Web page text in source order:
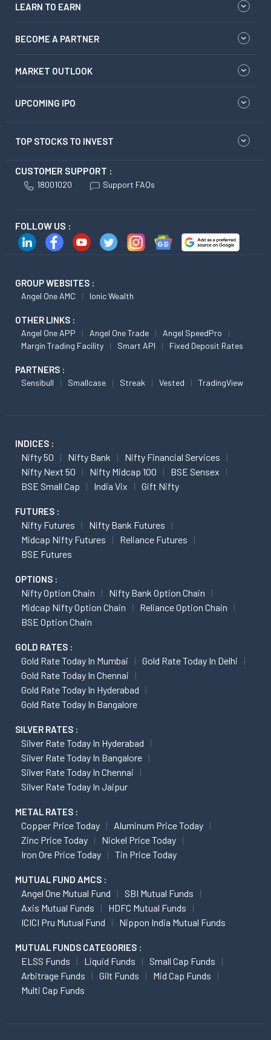
LEARN TO EARN
BECOME A PARTNER
MARKET OUTLOOK
UPCOMING IPO
TOP STOCKS TO INVEST
CUSTOMER SUPPORT :
18001020 Support FAQs
FOLLOW US :
GROUP WEBSITES :
Angel One AMC Ionic Wealth
OTHER LINKS :
Angel One APP Angel One Trade
Angel SpeedPro
Margin Trading Facility
Smart API Fixed Deposit Rates
PARTNERS :
Sensibull Smallcase Streak Vested TradingView
INDICES :
Nifty 50 Nifty Bank
Nifty Financial Services
Nifty Next 50
Nifty Midcap 100
BSE Sensex
BSE Small Cap
India Vix Gift Nifty
FUTURES :
Nifty Futures
Nifty Bank Futures
Midcap Nifty Futures
Reliance Futures
BSE Futures
OPTIONS :
Nifty Option Chain
Nifty Bank Option Chain
Midcap Nifty Option Chain
Reliance Option Chain
BSE Option Chain
GOLD RATES :
Gold Rate Today In Mumbai
Gold Rate Today In Delhi
Gold Rate Today In Chennai
Gold Rate Today In Hyderabad
Gold Rate Today In Bangalore
SILVER RATES :
Silver Rate Today In Hyderabad
Silver Rate Today In Bangalore
Silver Rate Today In Chennai
Silver Rate Today In Jaipur
METAL RATES :
Copper Price Today
Aluminum Price Today
Zinc Price Today
Nickel Price Today
Iron Ore Price Today
Tin Price Today
MUTUAL FUND AMCS :
Angel One Mutual Fund
SBI Mutual Funds
Axis Mutual Funds
HDFC Mutual Funds
ICICI Pru Mutual Fund
Nippon India Mutual Funds
MUTUAL FUNDS CATEGORIES :
ELSS Funds Liquid Funds
Small Cap Funds
Arbitrage Funds
Gilt Funds
Mid Cap Funds
Multi Cap Funds